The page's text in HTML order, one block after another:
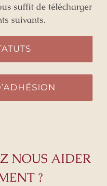
suffit de télécharger
suivants.
NOUS AIDER
?